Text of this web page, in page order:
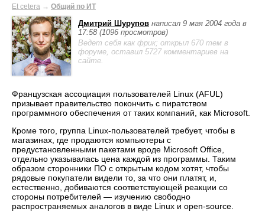
Et cetera → Общий по ИТ
Дмитрий Шурупов написал 9 мая 2004 года в
17:58 (1096 просмотров)
Ведет себя как фрик; открыл 670 тем в
форуме, оставил 5727 комментариев на
сайте.
Французская ассоциация пользователей Linux (AFUL)
призывает правительство покончить с пиратством
программного обеспечения от таких компаний, как Microsoft.
Кроме того, группа Linux-пользователей требует, чтобы в
магазинах, где продаются компьютеры с
предустановленными пакетами вроде Microsoft Office,
отдельно указывалась цена каждой из программы. Таким
образом сторонники ПО с открытым кодом хотят, чтобы
рядовые покупатели видели то, за что они платят, и,
естественно, добиваются соответствующей реакции со
стороны потребителей — изучению свободно
распространяемых аналогов в виде Linux и open-source.